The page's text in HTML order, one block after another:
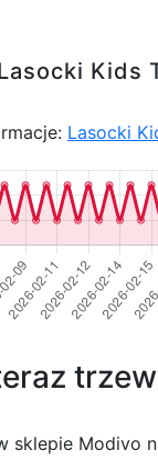
Kids
Lasocki
sklepie Modivo